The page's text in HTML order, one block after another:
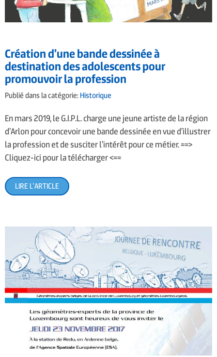
Création d’une bande dessinée à
destination des adolescents pour
promouvoir la profession
Publié dans la catégorie:Historique
En mars 2019, le G.I.P.L. charge une jeune artiste de la région
d’Arlon pour concevoir une bande dessinée en vue d’illustrer
la profession et de susciter l’intérêt pour ce métier. ==>
Cliquez-ici pour la télécharger <==
LIRE L'ARTICLE